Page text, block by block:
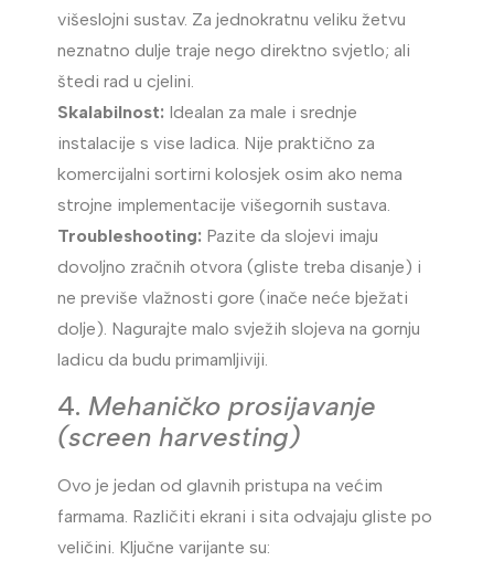
višeslojni sustav. Za jednokratnu veliku žetvu
neznatno dulje traje nego direktno svjetlo; ali
štedi rad u cjelini.
Skalabilnost: Idealan za male i srednje
instalacije s vise ladica. Nije praktično za
komercijalni sortirni kolosjek osim ako nema
strojne implementacije višegornih sustava.
Troubleshooting: Pazite da slojevi imaju
dovoljno zračnih otvora (gliste treba disanje) i
ne previše vlažnosti gore (inače neće bježati
dolje). Nagurajte malo svježih slojeva na gornju
ladicu da budu primamljiviji.
4.Mehaničko prosijavanje
(screen harvesting)
Ovo je jedan od glavnih pristupa na većim
farmama. Različiti ekrani i sita odvajaju gliste po
veličini. Ključne varijante su: